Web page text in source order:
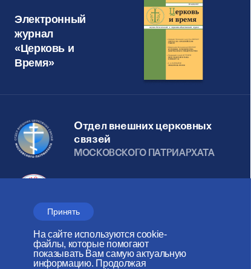
Принять
На сайте используются cookie-
файлы, которые помогают
показывать Вам самую актуальную
информацию. Продолжая
Электронный
журнал
«Церковь и
Время»
Отдел внешних церковных
связей
МОСКОВСКОГО ПАТРИАРХАТА
Сайт действует при
поддержке
Российского фонда мира
Веб-сайт создан при содействии